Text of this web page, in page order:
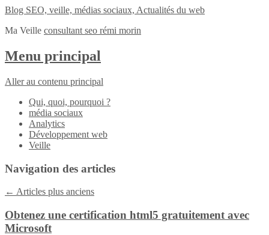
Blog SEO, veille, médias sociaux, Actualités du web
Ma Veille consultant seo rémi morin
Menu principal
Aller au contenu principal
Qui, quoi, pourquoi ?
média sociaux
Analytics
Développement web
Veille
Navigation des articles
← Articles plus anciens
Obtenez une certification html5 gratuitement avec
Microsoft